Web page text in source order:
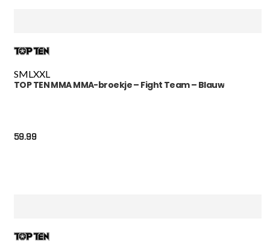
SML XXL
TOP TEN MMA MMA-broekje – Fight Team – Blauw
59.99